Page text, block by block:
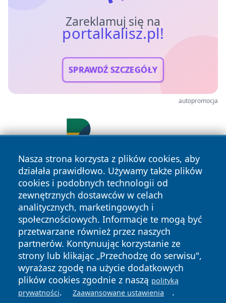
Zareklamuj się na
portalkalisz.pl!
SPRAWDŹ SZCZEGÓŁY
autopromocja
Nasza strona korzysta z plików cookies, aby
działała prawidłowo. Używamy także plików
cookies i podobnych technologii od
zewnętrznych dostawców w celach
analitycznych, marketingowych i
społecznościowych. Informacje te mogą być
przetwarzane również przez naszych
partnerów. Kontynuując korzystanie ze
strony lub klikając „Przechodzę do serwisu",
wyrażasz zgodę na użycie dodatkowych
plików cookies zgodnie z naszą polityką
prywatności. Zaawansowane ustawienia .
Copyright © 2026 portalkalisz.pl Wszystkie prawa
zastrzeżone.
News Autorzy
Polityka
Prywatności
Polityka
Cookies